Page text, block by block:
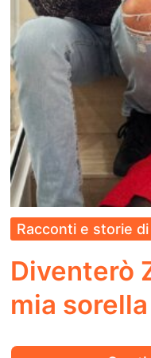
Racconti e storie
Diventerò
mia